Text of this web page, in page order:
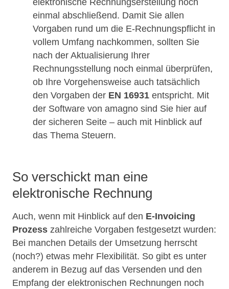
elektronische Rechnungserstellung noch
einmal abschließend. Damit Sie allen
Vorgaben rund um die E-Rechnungspflicht in
vollem Umfang nachkommen, sollten Sie
nach der Aktualisierung Ihrer
Rechnungsstellung noch einmal überprüfen,
ob Ihre Vorgehensweise auch tatsächlich
den Vorgaben der EN 16931 entspricht. Mit
der Software von amagno sind Sie hier auf
der sicheren Seite – auch mit Hinblick auf
das Thema Steuern.
So verschickt man eine
elektronische Rechnung
Auch, wenn mit Hinblick auf den E-Invoicing
Prozess zahlreiche Vorgaben festgesetzt wurden:
Bei manchen Details der Umsetzung herrscht
(noch?) etwas mehr Flexibilität. So gibt es unter
anderem in Bezug auf das Versenden und den
Empfang der elektronischen Rechnungen noch